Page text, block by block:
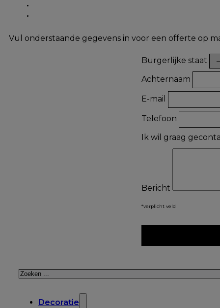
Vul onderstaande gegevens in voor een offerte op
Burgerlijke staat
Achternaam
E-mail
Telefoon
Ik wil graag
Bericht
*verplicht veld
Zoeken
Decoratie